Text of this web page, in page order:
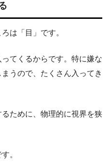
は「目」です。
てくるからです。特に嫌な
うので、たくさん入ってき
ために、物理的に視界を狭
。